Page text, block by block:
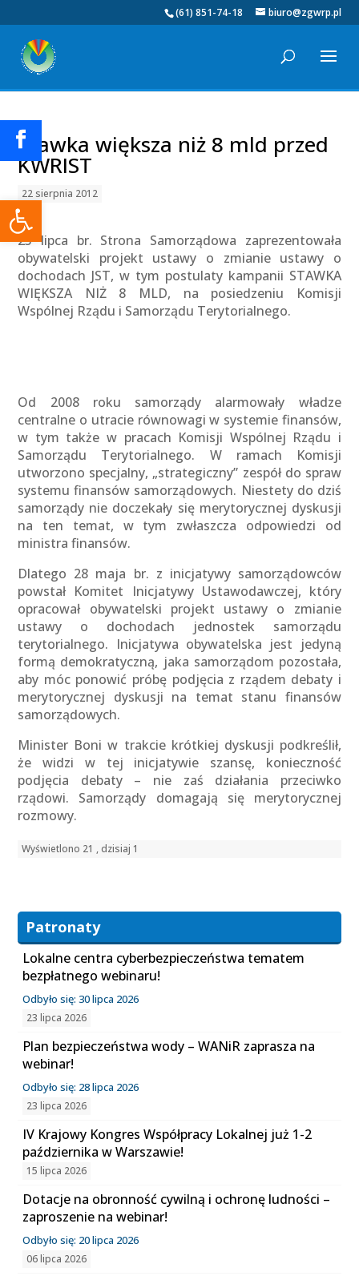
Otwórz pasek narzędzi
(61) 851-74-18 biuro@zgwrp.pl
Stawka większa niż 8 mld przed
KWRIST
22 sierpnia 2012
25 lipca br. Strona Samorządowa zaprezentowała
obywatelski projekt ustawy o zmianie ustawy o
dochodach JST, w tym postulaty kampanii STAWKA
WIĘKSZA NIŻ 8 MLD, na posiedzeniu Komisji
Wspólnej Rządu i Samorządu Terytorialnego.
Od 2008 roku samorządy alarmowały władze
centralne o utracie równowagi w systemie finansów,
w tym także w pracach Komisji Wspólnej Rządu i
Samorządu Terytorialnego. W ramach Komisji
utworzono specjalny, „strategiczny” zespół do spraw
systemu finansów samorządowych. Niestety do dziś
samorządy nie doczekały się merytorycznej dyskusji
na ten temat, w tym zwłaszcza odpowiedzi od
ministra finansów.
Dlatego 28 maja br. z inicjatywy samorządowców
powstał Komitet Inicjatywy Ustawodawczej, który
opracował obywatelski projekt ustawy o zmianie
ustawy o dochodach jednostek samorządu
terytorialnego. Inicjatywa obywatelska jest jedyną
formą demokratyczną, jaka samorządom pozostała,
aby móc ponowić próbę podjęcia z rządem debaty i
merytorycznej dyskusji na temat stanu finansów
samorządowych.
Minister Boni w trakcie krótkiej dyskusji podkreślił,
że widzi w tej inicjatywie szansę, konieczność
podjęcia debaty – nie zaś działania przeciwko
rządowi. Samorządy domagają się merytorycznej
rozmowy.
Wyświetlono 21 , dzisiaj 1
Patronaty
Lokalne centra cyberbezpieczeństwa tematem
bezpłatnego webinaru!
Odbyło się: 30 lipca 2026
23 lipca 2026
Plan bezpieczeństwa wody – WANiR zaprasza na
webinar!
Odbyło się: 28 lipca 2026
23 lipca 2026
IV Krajowy Kongres Współpracy Lokalnej już 1-2
października w Warszawie!
15 lipca 2026
Dotacje na obronność cywilną i ochronę ludności –
zaproszenie na webinar!
Odbyło się: 20 lipca 2026
06 lipca 2026